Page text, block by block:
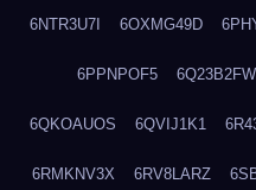
6NTR3U7I 6OXMG49D
6PPNPOF5 6Q23B2FW
6QKOAUOS 6QVIJ1K1
6RMKNV3X 6RV8LARZ